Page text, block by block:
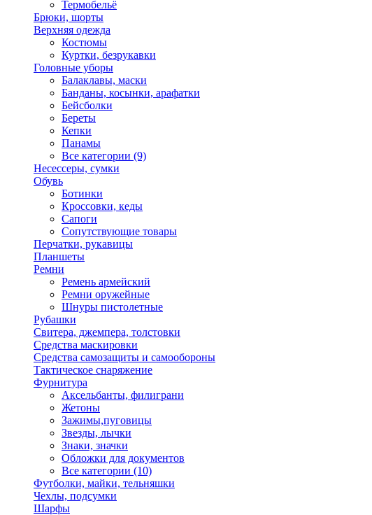
Термобельё
Брюки, шорты
Верхняя одежда
Костюмы
Куртки, безрукавки
Головные уборы
Балаклавы, маски
Банданы, косынки, арафатки
Бейсболки
Береты
Кепки
Панамы
Все категории (9)
Несессеры, сумки
Обувь
Ботинки
Кроссовки, кеды
Сапоги
Сопутствующие товары
Перчатки, рукавицы
Планшеты
Ремни
Ремень армейский
Ремни оружейные
Шнуры пистолетные
Рубашки
Свитера, джемпера, толстовки
Средства маскировки
Средства самозащиты и самообороны
Тактическое снаряжение
Фурнитура
Аксельбанты, филиграни
Жетоны
Зажимы,пуговицы
Звезды, лычки
Знаки, значки
Обложки для документов
Все категории (10)
Футболки, майки, тельняшки
Чехлы, подсумки
Шарфы